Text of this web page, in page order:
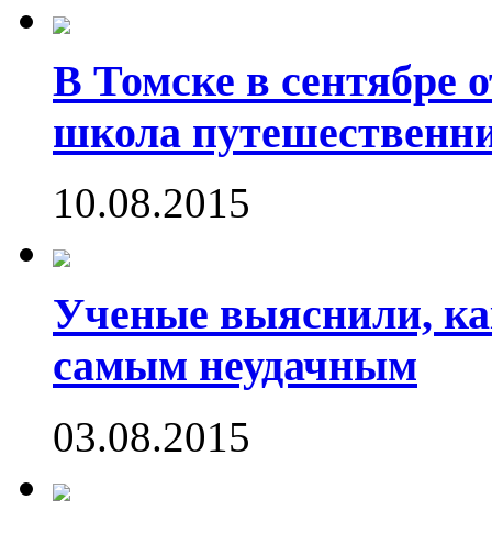
В Томске в сентябре
школа
10.08.2015
Ученые выяснили,
самым неудачным
03.08.2015